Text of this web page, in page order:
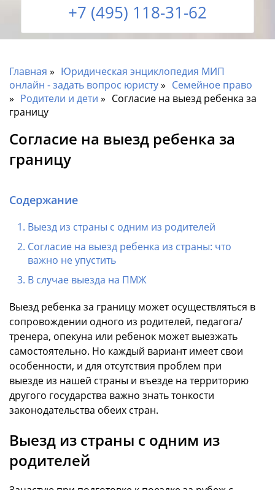
+7 (495) 118-31-62
Главная
Юридическая энциклопедия МИП
онлайн - задать вопрос юристу
Семейное право
Родители и дети
Согласие на выезд ребенка за
границу
Согласие на выезд ребенка за
границу
Содержание
Выезд из страны с одним из родителей
Согласие на выезд ребенка из страны: что
важно не упустить
В случае выезда на ПМЖ
Выезд ребенка за границу может осуществляться в
сопровождении одного из родителей, педагога/
тренера, опекуна или ребенок может выезжать
самостоятельно. Но каждый вариант имеет свои
особенности, и для отсутствия проблем при
выезде из нашей страны и въезде на территорию
другого государства важно знать тонкости
законодательства обеих стран.
Выезд из страны с одним из
родителей